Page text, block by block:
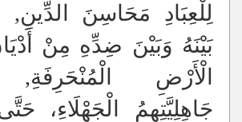
لِلْعِبَادِ مَحَاسِنَ الدِّينِ,
بَيْنَهُ وَبَيْنَ ضِدِّهِ مِنْ
الْأَرْضِ
جَاهِلِيَّتِهِمُ الْجَهْلَاءِ،